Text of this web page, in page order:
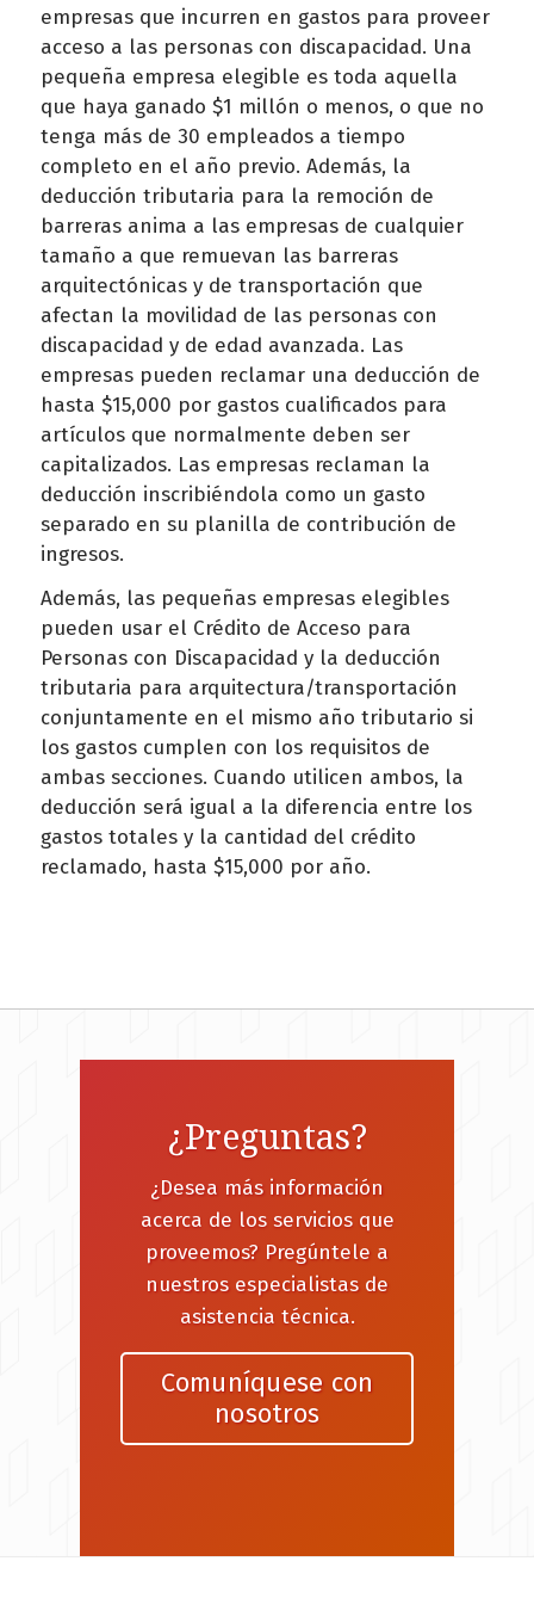
empresas que incurren en gastos para proveer
acceso a las personas con discapacidad. Una
pequeña empresa elegible es toda aquella
que haya ganado $1 millón o menos, o que no
tenga más de 30 empleados a tiempo
completo en el año previo. Además, la
deducción tributaria para la remoción de
barreras anima a las empresas de cualquier
tamaño a que remuevan las barreras
arquitectónicas y de transportación que
afectan la movilidad de las personas con
discapacidad y de edad avanzada. Las
empresas pueden reclamar una deducción de
hasta $15,000 por gastos cualificados para
artículos que normalmente deben ser
capitalizados. Las empresas reclaman la
deducción inscribiéndola como un gasto
separado en su planilla de contribución de
ingresos.
Además, las pequeñas empresas elegibles
pueden usar el Crédito de Acceso para
Personas con Discapacidad y la deducción
tributaria para arquitectura/transportación
conjuntamente en el mismo año tributario si
los gastos cumplen con los requisitos de
ambas secciones. Cuando utilicen ambos, la
deducción será igual a la diferencia entre los
gastos totales y la cantidad del crédito
reclamado, hasta $15,000 por año.
¿Preguntas?
¿Desea más información
acerca de los servicios que
proveemos? Pregúntele a
nuestros especialistas de
asistencia técnica.
Comuníquese con
nosotros